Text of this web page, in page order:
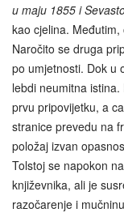
u maju 1855 i
kao cjelina.
Naročito se druga
po umjetnosti. Dok u
lebdi neumitna
prvu pripovijetku, a
stranice prevedu na
položaj izvan
Tolstoj se napokon
književnika, ali je
razočarenje i